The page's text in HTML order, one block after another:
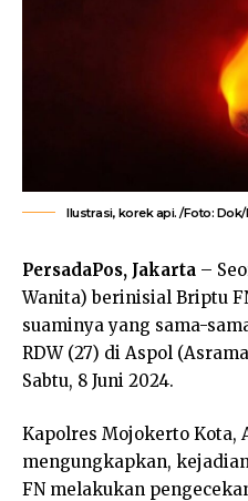
Ilustrasi, korek api. /Foto: Dok/
PersadaPos, Jakarta –
Wanita) berinisial Briptu
suaminya yang sama-
RDW (27) di Aspol
Sabtu, 8 Juni 2024.
Kapolres Mojokerto Kota,
mengungkapkan,
FN melakukan